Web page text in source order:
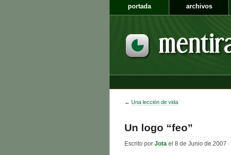
portada archivos
← Una lección de vida
Un logo “feo”
Escrito por Jota el 8 de Junio de 2007 ·